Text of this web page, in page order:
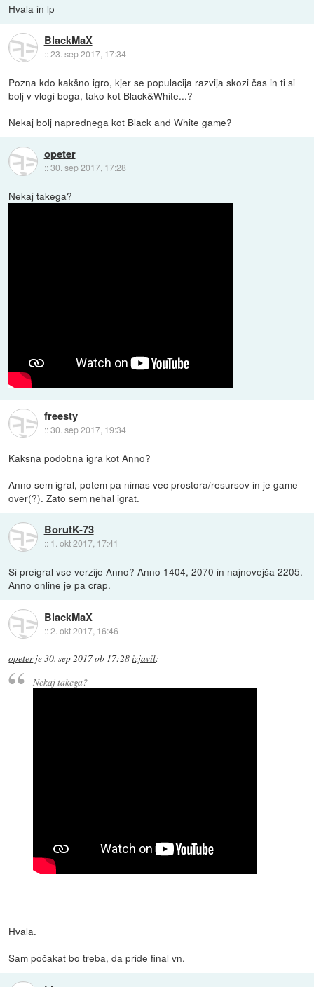
Hvala in lp
BlackMaX
::23. sep 2017, 17:34
Pozna kdo kakšno igro, kjer se populacija razvija skozi čas in ti si
bolj v vlogi boga, tako kot Black&White...?
Nekaj bolj naprednega kot Black and White game?
opeter
::30. sep 2017, 17:28
Nekaj takega?
freesty
::30. sep 2017, 19:34
Kaksna podobna igra kot Anno?
Anno sem igral, potem pa nimas vec prostora/resursov in je game
over(?). Zato sem nehal igrat.
BorutK-73
:: 1. okt 2017, 17:41
Si preigral vse verzije Anno? Anno 1404, 2070 in najnovejša 2205.
Anno online je pa crap.
BlackMaX
::2. okt 2017, 16:46
opeterje30. sep 2017 ob 17:28izjavil:
Nekaj takega?
Hvala.
Sam počakat bo treba, da pride final vn.